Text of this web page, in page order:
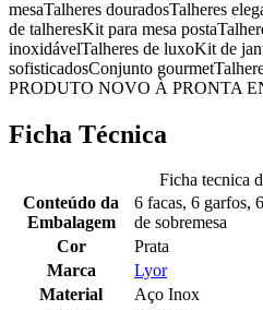
mesaTalheres douradosTalheres
de talheresKit para mesa
inoxidávelTalheres de luxoKit de
sofisticadosConjunto
PRODUTO NOVO À PRONTA
Ficha Técnica
Ficha tecnica
Conteúdo da
Embalagem
6 facas, 6 garfos,
de sobremesa
Cor
Prata
Marca
Lyor
Material
Aço Inox